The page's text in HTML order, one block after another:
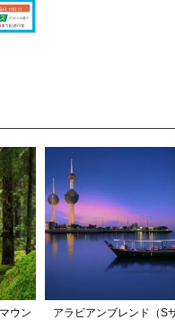
ウン
アラビアンブレンド（S